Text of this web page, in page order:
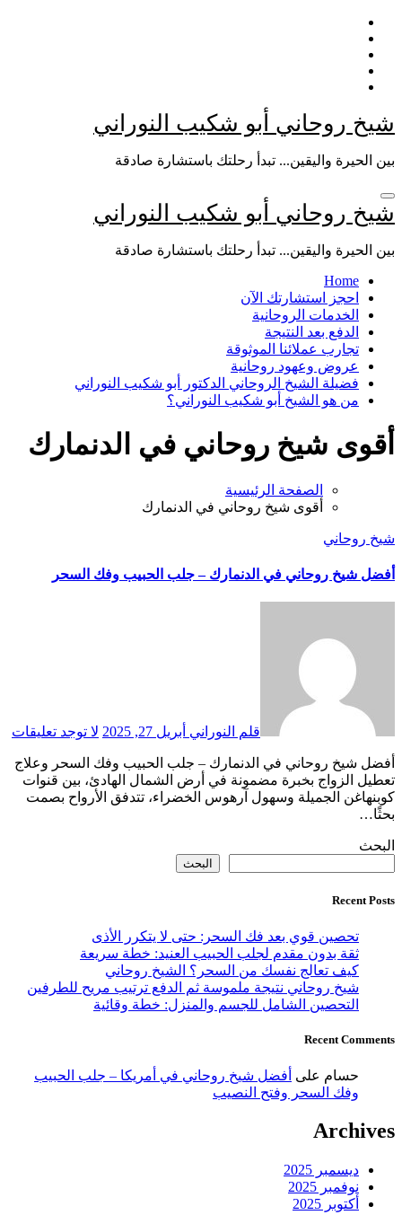
التجاوز
المحتوى
شيخ روحاني أبو شكيب النوراني
بين الحيرة واليقين... تبدأ رحلتك باستشارة صادقة
شيخ روحاني أبو شكيب النوراني
بين الحيرة واليقين... تبدأ رحلتك باستشارة صادقة
Home
احجز استشارتك الآن
الخدمات الروحانية
الدفع بعد النتيجة
تجارب عملائنا الموثوقة
عروض وعهود روحانية
فضيلة الشيخ الروحاني الدكتور أبو شكيب النوراني
من هو الشيخ أبو شكيب النوراني؟
أقوى شيخ روحاني في الدنمارك
الصفحة الرئيسية
أقوى شيخ روحاني في الدنمارك
شيخ روحاني
أفضل شيخ روحاني في الدنمارك – جلب الحبيب وفك السحر
قلم النوراني أبريل 27, 2025 لا توجد تعليقات
تعطيل الزواج بخبرة مضمونة في أرض الشمال الهادئ، بين قنوات
كوبنهاغن الجميلة وسهول آرهوس الخضراء، تتدفق الأرواح بصمت
بحثًا…
البحث
البحث
Recent Posts
تحصين قوي بعد فك السحر: حتى لا يتكرر الأذى
ثقة بدون مقدم لجلب الحبيب العنيد: خطة سريعة
كيف تعالج نفسك من السحر؟ الشيخ روحاني
شيخ روحاني نتيجة ملموسة ثم الدفع ترتيب مريح للطرفين
التحصين الشامل للجسم والمنزل: خطة وقائية
Recent Comments
حسام على أفضل شيخ روحاني في أمريكا – جلب الحبيب
وفك السحر وفتح النصيب
Archives
ديسمبر 2025
نوفمبر 2025
أكتوبر 2025